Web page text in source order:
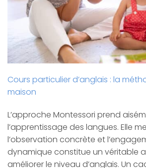
Cours particulier d’anglais : la
maison
L’approche Montessori prend
l’apprentissage des langues. Elle
l’observation concrète et
dynamique constitue un véritable
améliorer le niveau d’anglais. Un